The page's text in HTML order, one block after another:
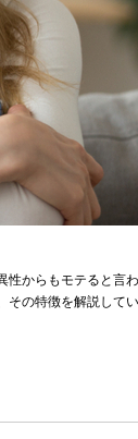
性からもモテると言
その特徴を解説して